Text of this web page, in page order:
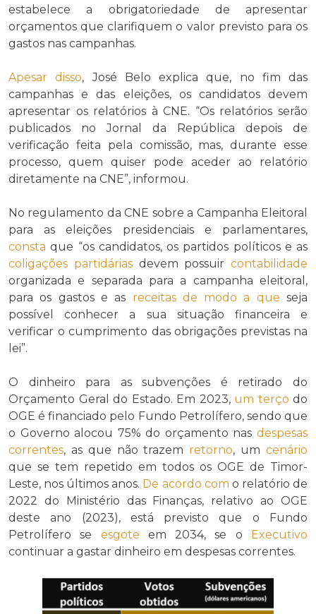
estabelece a obrigatoriedade de apresentar
orçamentos que clarifiquem o valor previsto para os
gastos nas campanhas.
Apesar disso, José Belo explica que, no fim das
campanhas e das eleições, os candidatos devem
apresentar os relatórios à CNE. “Os relatórios serão
publicados no Jornal da República depois de
verificação feita pela comissão, mas, durante esse
processo, quem quiser pode aceder ao relatório
diretamente na CNE”, informou.
No regulamento da CNE sobre a Campanha Eleitoral
para as eleições presidenciais e parlamentares,
consta que “os candidatos, os partidos políticos e as
coligações partidáriasdevem possuir contabilidade
organizada e separada para a campanha eleitoral,
para os gastos e as receitas de modo a que seja
possível conhecer a sua situação financeira e
verificar o cumprimento das obrigações previstas na
lei”.
O dinheiro para as subvenções é retirado do
Orçamento Geral do Estado. Em 2023, um terço do
OGE é financiado pelo Fundo Petrolífero, sendo que
o Governo alocou 75% do orçamento nas despesas
correntes, as que não trazem retorno, umcenário
que se tem repetido em todos os OGE de Timor-
Leste, nos últimos anos. De acordo com o relatório de
2022 do Ministério das Finanças, relativo ao OGE
deste ano (2023), está previsto que o Fundo
Petrolífero se esgote em 2034, se o Executivo
continuar a gastar dinheiro em despesas correntes.